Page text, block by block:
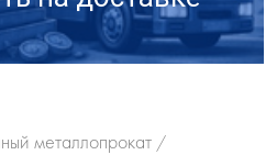
металлопрокат /